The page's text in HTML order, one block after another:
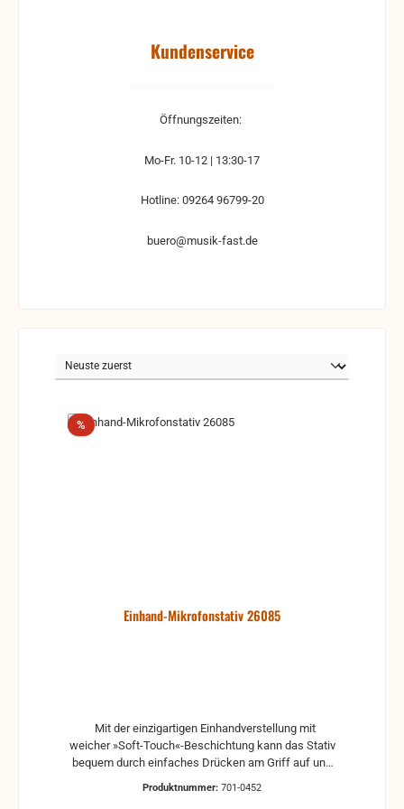
Kundenservice
Öffnungszeiten:
Mo-Fr. 10-12 | 13:30-17
Hotline: 09264 96799-20
buero@musik-fast.de
%Rabatt
Einhand-Mikrofonstativ 26085
weicher »Soft-Touch«-Beschichtung kann das Stativ
bequem durch einfaches Drücken am Griff auf und
Produktnummer: 701-0452